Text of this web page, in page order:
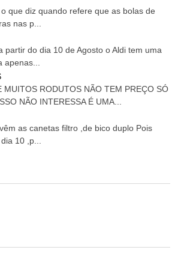
que diz quando refere que as bolas de
nas p...
partir do dia 10 de Agosto o Aldi tem uma
MUITOS RODUTOS NÃO TEM PREÇO SÓ
NÃO INTERESSA É UMA...
as canetas filtro ,de bico duplo Pois
10 ,p...